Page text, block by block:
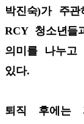
박진숙)가 주
RCY 청소년
의미를 나누고
있다.
퇴직 후에는